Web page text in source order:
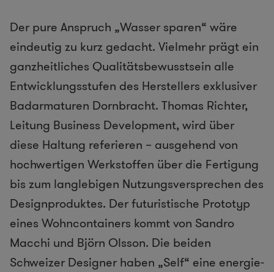
Der pure Anspruch „Wasser sparen“ wäre
eindeutig zu kurz gedacht. Vielmehr prägt ein
ganzheitliches Qualitätsbewusstsein alle
Entwicklungsstufen des Herstellers exklusiver
Badarmaturen Dornbracht. Thomas Richter,
Leitung Business Development, wird über
diese Haltung referieren – ausgehend von
hochwertigen Werkstoffen über die Fertigung
bis zum langlebigen Nutzungsversprechen des
Designproduktes. Der futuristische Prototyp
eines Wohncontainers kommt von Sandro
Macchi und Björn Olsson. Die beiden
Schweizer Designer haben „Self“ eine energie-